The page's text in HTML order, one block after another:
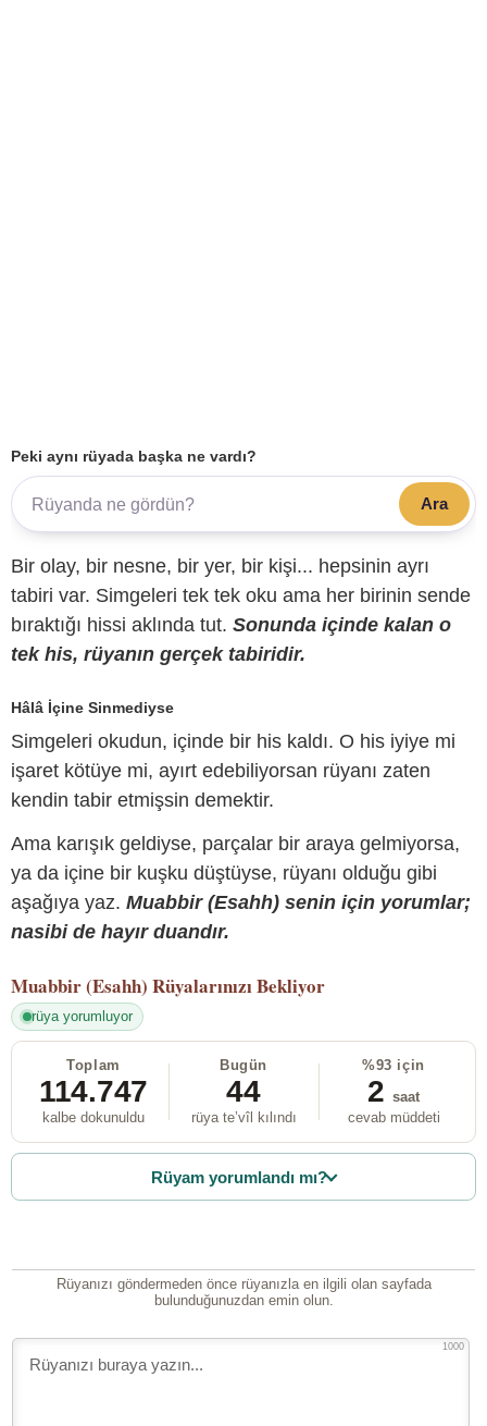
Peki aynı rüyada başka ne vardı?
Ara
Bir olay, bir nesne, bir yer, bir kişi... hepsinin ayrı
tabiri var. Simgeleri tek tek oku ama her birinin sende
bıraktığı hissi aklında tut. Sonunda içinde kalan o
tek his, rüyanın gerçek tabiridir.
Hâlâ İçine Sinmediyse
Simgeleri okudun, içinde bir his kaldı. O his iyiye mi
işaret kötüye mi, ayırt edebiliyorsan rüyanı zaten
kendin tabir etmişsin demektir.
Ama karışık geldiyse, parçalar bir araya gelmiyorsa,
ya da içine bir kuşku düştüyse, rüyanı olduğu gibi
aşağıya yaz. Muabbir (Esahh) senin için yorumlar;
nasibi de hayır duandır.
Muabbir (Esahh) Rüyalarınızı Bekliyor
rüya yorumluyor
Toplam
114.747
kalbe dokunuldu
Bugün
44
rüya te’vîl kılındı
%93 için
2 saat
cevab müddeti
Rüyam yorumlandı mı?
Rüyanızı göndermeden önce rüyanızla en ilgili olan sayfada
bulunduğunuzdan emin olun.
1000